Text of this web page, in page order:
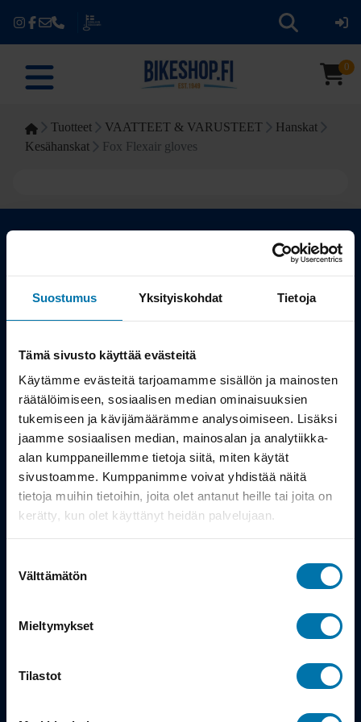
Suostumus Yksityiskohdat Tietoja
Tämä sivusto käyttää evästeitä
Käytämme evästeitä tarjoamamme sisällön ja mainosten
räätälöimiseen, sosiaalisen median ominaisuuksien
tukemiseen ja kävijämäärämme analysoimiseen. Lisäksi
jaamme sosiaalisen median, mainosalan ja analytiikka-
alan kumppaneillemme tietoja siitä, miten käytät
sivustoamme. Kumppanimme voivat yhdistää näitä
tietoja muihin tietoihin, joita olet antanut heille tai joita on
kerätty, kun olet käyttänyt heidän palvelujaan.
valinta
Välttämätön
Mieltymykset
Tilastot
0
Tuotteet VAATTEET & VARUSTEET
Hanskat
Kesähanskat
Fox Flexair gloves
Kauppa
Työsuhdepyörä
Info
Toimitus
Takuu ja palautukset